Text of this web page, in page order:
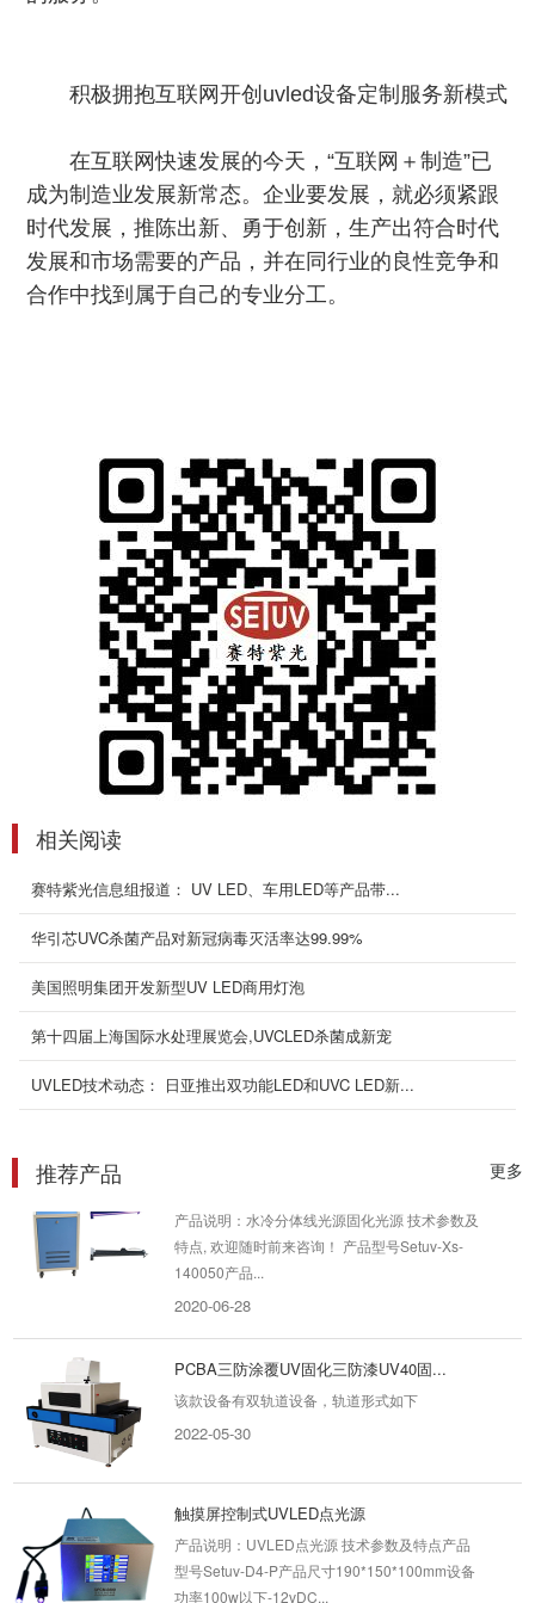
积极拥抱互联网开创uvled设备定制服务新模式
在互联网快速发展的今天，“互联网＋制造”已
成为制造业发展新常态。企业要发展，就必须紧跟
时代发展，推陈出新、勇于创新，生产出符合时代
发展和市场需要的产品，并在同行业的良性竞争和
合作中找到属于自己的专业分工。
相关阅读
赛特紫光信息组报道： UV LED、车用LED等产品带...
华引芯UVC杀菌产品对新冠病毒灭活率达99.99%
美国照明集团开发新型UV LED商用灯泡
第十四届上海国际水处理展览会,UVCLED杀菌成新宠
UVLED技术动态： 日亚推出双功能LED和UVC LED新...
更多
推荐产品
为客户量身定做各种简易型 uvle...
150w市场最小体积光源头的风冷uv...
产品说明： 风冷一体固化光源 技术参数及特点
产品型号Setuv-Mf-8020产品尺寸
280*140*220mm设备功率150-1...
2020-05-05
200*100mm风冷式uvled面光源
产品说明：200*100mm 风冷一体固化光源 技术
参数及特点产品型号Setuv-Mf-200100产品尺寸
245*96*120mm设...
2020-07-01
280*140*220mm设备功...
2020-07-01
优质6寸晶圆UVLED解胶机(200200)产品
相比传统的高压汞灯，UVLED 光源是一种直接
例集成发光波长...
2022-10-19
特点, 欢迎随时前来咨询！ 产品型号Setuv-Xs-
140050产品...
PCBA三防涂覆UV固化三防漆UV40固...
触摸屏控制式UVLED点光源
型号Setuv-D4-P产品尺寸190*150*100mm设备
功率100w以下-12vDC...